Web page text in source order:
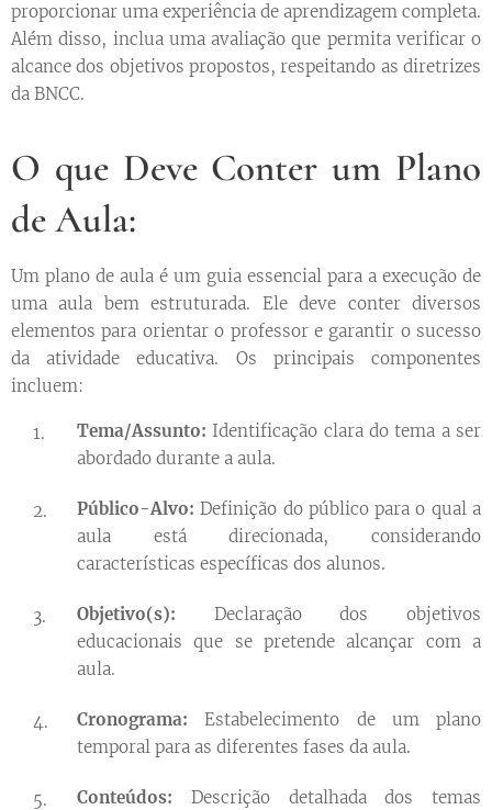
proporcionar uma experiência de aprendizagem completa.
Além disso, inclua uma avaliação que permita verificar o
alcance dos objetivos propostos, respeitando as diretrizes
da BNCC.
O que Deve Conter um Plano
de Aula:
Um plano de aula é um guia essencial para a execução de
uma aula bem estruturada. Ele deve conter diversos
elementos para orientar o professor e garantir o sucesso
da atividade educativa. Os principais componentes
incluem:
Tema/Assunto: Identificação clara do tema a ser
abordado durante a aula.
Público-Alvo: Definição do público para o qual a
aula está direcionada, considerando
características específicas dos alunos.
Objetivo(s): Declaração dos objetivos
educacionais que se pretende alcançar com a
aula.
Cronograma: Estabelecimento de um plano
temporal para as diferentes fases da aula.
Conteúdos: Descrição detalhada dos temas